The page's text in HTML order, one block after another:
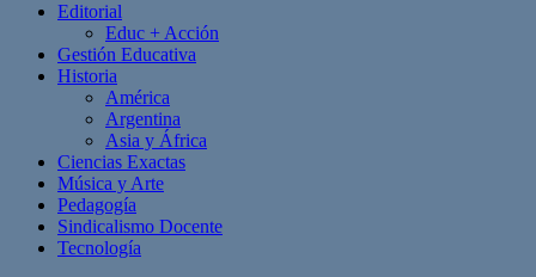
Editorial
Educ + Acción
Gestión Educativa
Historia
América
Argentina
Asia y África
Ciencias Exactas
Música y Arte
Pedagogía
Sindicalismo Docente
Tecnología